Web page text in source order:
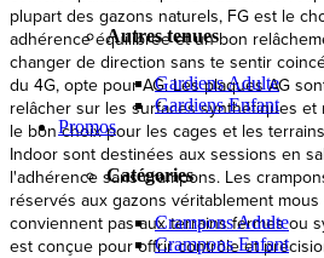
Autres tenues
Gardiens Adulte
Gardiens Enfant
Promos
Catégories
Crampons Adulte
Crampons Enfant